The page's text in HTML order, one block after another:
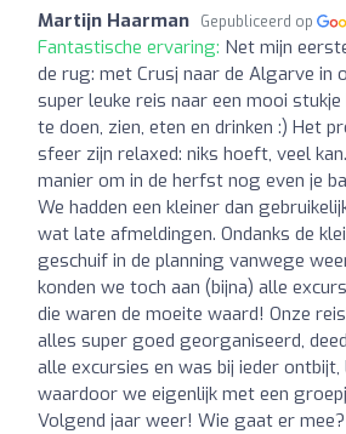
Martijn Haarman Gepubliceerd op
Fantastische ervaring: Net mijn
de rug: met Crusj naar de Algarve in
super leuke reis naar een mooi
te doen, zien, eten en drinken :) Het
sfeer zijn relaxed: niks hoeft, veel
manier om in de herfst nog even je
We hadden een kleiner dan
wat late afmeldingen. Ondanks de
geschuif in de planning vanwege
konden we toch aan (bijna) alle
die waren de moeite waard! Onze
alles super goed georganiseerd,
alle excursies en was bij ieder ontbijt,
waardoor we eigenlijk met een
Volgend jaar weer! Wie gaat er mee?